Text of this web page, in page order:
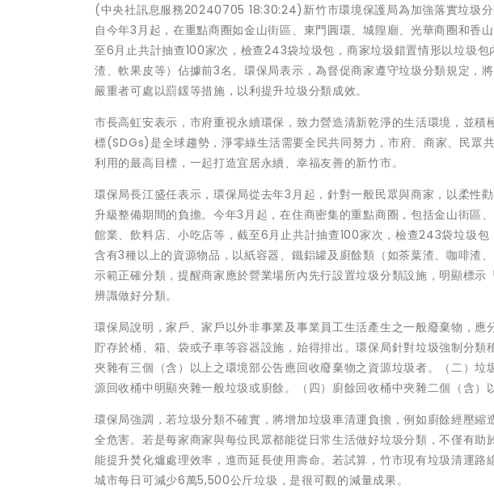
(中央社訊息服務20240705 18:30:24)新竹市環境保護局為加強落實垃圾分
自今年3月起，在重點商圈如金山街區、東門圓環、城隍廟、光華商圈和香
至6月止共計抽查100家次，檢查243袋垃圾包，商家垃圾錯置情形以垃圾
渣、軟果皮等）佔據前3名。環保局表示，為督促商家遵守垃圾分類規定，
嚴重者可處以罰鍰等措施，以利提升垃圾分類成效。
市長高虹安表示，市府重視永續環保，致力營造清新乾淨的生活環境，並
標(SDGs)是全球趨勢，淨零綠生活需要全民共同努力，市府、商家、民眾
利用的最高目標，一起打造宜居永續、幸福友善的新竹市。
環保局長江盛任表示，環保局從去年3月起，針對一般民眾與商家，以柔性
升級整備期間的負擔。今年3月起，在住商密集的重點商圈，包括金山街區
館業、飲料店、小吃店等，截至6月止共計抽查100家次，檢查243袋垃圾包
含有3種以上的資源物品，以紙容器、鐵鋁罐及廚餘類（如茶葉渣、咖啡渣
示範正確分類，提醒商家應於營業場所內先行設置垃圾分類設施，明顯標
辨識做好分類。
環保局說明，家戶、家戶以外非事業及事業員工生活產生之一般廢棄物，
貯存於桶、箱、袋或子車等容器設施，始得排出。環保局針對垃圾強制分
夾雜有三個（含）以上之環境部公告應回收廢棄物之資源垃圾者。（二）
源回收桶中明顯夾雜一般垃圾或廚餘。（四）廚餘回收桶中夾雜二個（含）
環保局強調，若垃圾分類不確實，將增加垃圾車清運負擔，例如廚餘經壓
全危害。若是每家商家與每位民眾都能從日常生活做好垃圾分類，不僅有
能提升焚化爐處理效率，進而延長使用壽命。若試算，竹市現有垃圾清運路
城市每日可減少6萬5,500公斤垃圾，是很可觀的減量成果。